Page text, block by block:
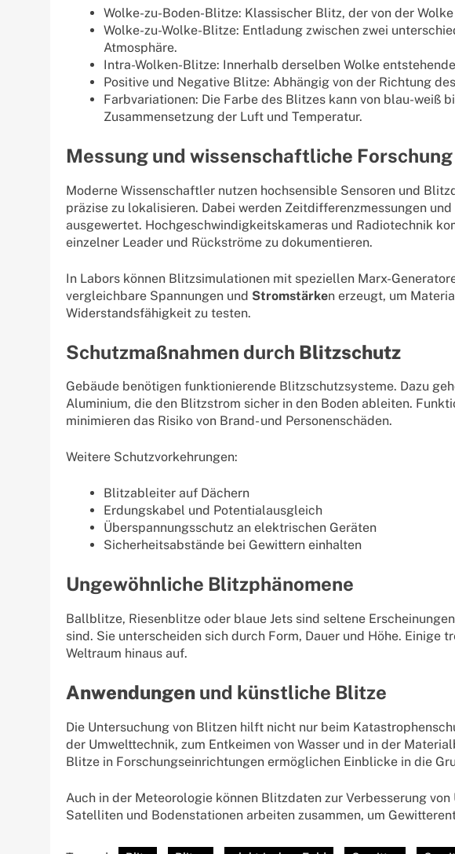
Wolke-zu-Boden-Blitze: Klassischer Blitz, der von der
Wolke-zu-Wolke-Blitze: Entladung zwischen zwei
Atmosphäre.
Intra-Wolken-Blitze: Innerhalb derselben Wolke
Positive und Negative Blitze: Abhängig von der Richtung
Farbvariationen: Die Farbe des Blitzes kann von blau-weiß
Zusammensetzung der Luft und Temperatur.
Messung und wissenschaftliche Forschung
Moderne Wissenschaftler nutzen hochsensible Sensoren und
präzise zu lokalisieren. Dabei werden Zeitdifferenzmessungen
ausgewertet. Hochgeschwindigkeitskameras und Radiotechnik
einzelner Leader und Rückströme zu dokumentieren.
In Labors können Blitzsimulationen mit speziellen Marx-
vergleichbare Spannungen und Stromstärken erzeugt, um
Widerstandsfähigkeit zu testen.
Schutzmaßnahmen durch Blitzschutz
Gebäude benötigen funktionierende Blitzschutzsysteme. Dazu
Aluminium, die den Blitzstrom sicher in den Boden ableiten.
minimieren das Risiko von Brand- und Personenschäden.
Weitere Schutzvorkehrungen:
Blitzableiter auf Dächern
Erdungskabel und Potentialausgleich
Überspannungsschutz an elektrischen Geräten
Sicherheitsabstände bei Gewittern einhalten
Ungewöhnliche Blitzphänomene
Ballblitze, Riesenblitze oder blaue Jets sind seltene
sind. Sie unterscheiden sich durch Form, Dauer und Höhe. Einige
Weltraum hinaus auf.
Anwendungen und künstliche Blitze
Die Untersuchung von Blitzen hilft nicht nur beim
der Umwelttechnik, zum Entkeimen von Wasser und in der
Blitze in Forschungseinrichtungen ermöglichen Einblicke in die
Auch in der Meteorologie können Blitzdaten zur Verbesserung
Satelliten und Bodenstationen arbeiten zusammen, um